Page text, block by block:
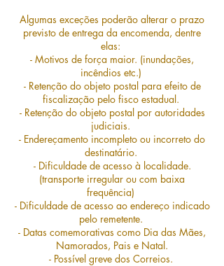
Algumas exceções poderão alterar o prazo
previsto de entrega da encomenda, dentre
elas:
- Motivos de força maior. (inundações,
incêndios etc.)
- Retenção do objeto postal para efeito de
fiscalização pelo fisco estadual.
- Retenção do objeto postal por autoridades
judiciais.
- Endereçamento incompleto ou incorreto do
destinatário.
- Dificuldade de acesso à localidade.
(transporte irregular ou com baixa
frequência)
- Dificuldade de acesso ao endereço indicado
pelo remetente.
- Datas comemorativas como Dia das Mães,
Namorados, Pais e Natal.
- Possível greve dos Correios.